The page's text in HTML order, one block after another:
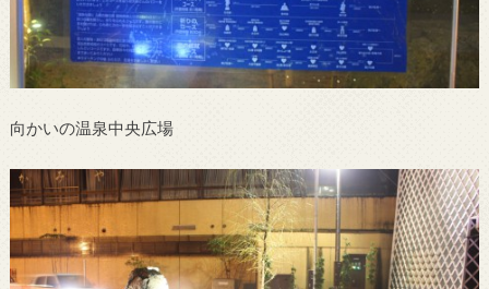
向かいの温泉中央広場